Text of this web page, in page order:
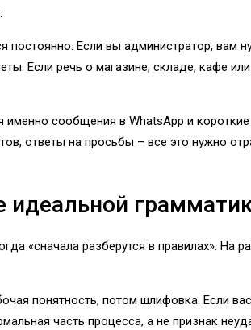
постоянно. Если вы администратор,
Если речь о магазине, складе, кафе
именно сообщения в WhatsApp и
ответы на просьбы – все это нужно
идеальной
«сначала разберутся в правилах». На
понятность, потом шлифовка. Если
часть процесса, а не признак